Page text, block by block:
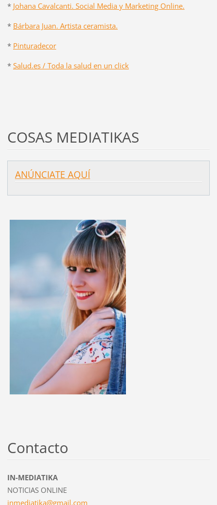
* Johana Cavalcanti. Social Media y Marketing Online.
* Bárbara Juan. Artista ceramista.
* Pinturadecor
* Salud.es / Toda la salud en un click
COSAS MEDIATIKAS
ANÚNCIATE AQUÍ
Contacto
IN-MEDIATIKA
NOTICIAS ONLINE
inmediatika@gmail.com